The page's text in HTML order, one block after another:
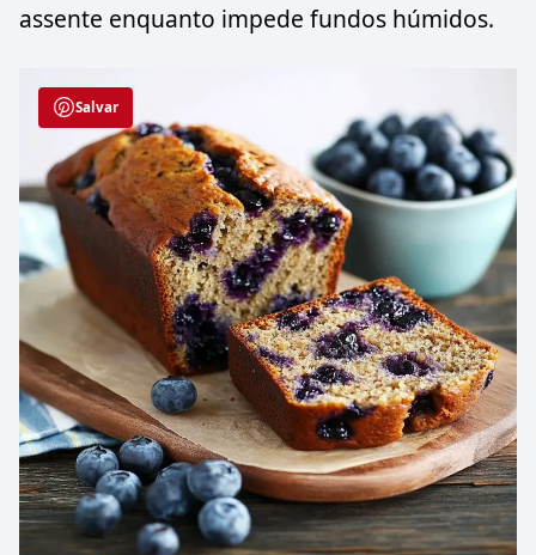
assente enquanto impede fundos húmidos.
Salvar